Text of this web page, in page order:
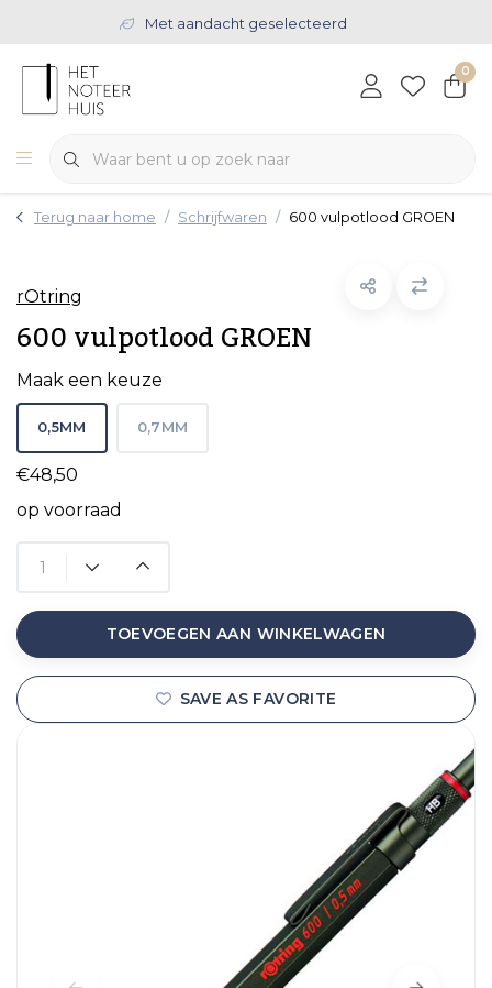
Met aandacht geselecteerd
0
Terug naar home Schrijfwaren 600 vulpotlood GROEN
rOtring
600 vulpotlood GROEN
Maak een keuze
0,5MM 0,7MM
€48,50
op voorraad
TOEVOEGEN AAN WINKELWAGEN
SAVE AS FAVORITE